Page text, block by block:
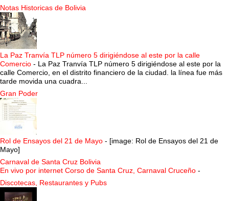
Notas Historicas de Bolivia
La Paz Tranvía TLP número 5 dirigiéndose al este por la calle
Comercio - La Paz Tranvía TLP número 5 dirigiéndose al este por la
calle Comercio, en el distrito financiero de la ciudad. la línea fue más
tarde movida una cuadra...
Gran Poder
Rol de Ensayos del 21 de Mayo - [image: Rol de Ensayos del 21 de
Mayo]
Carnaval de Santa Cruz Bolivia
En vivo por internet Corso de Santa Cruz, Carnaval Cruceño -
Discotecas, Restaurantes y Pubs